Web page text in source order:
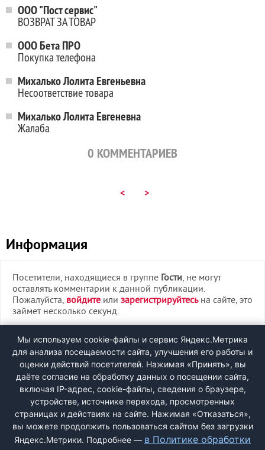
ООО "Пост сервис"
ВОЗВРАТ ЗА ТОВАР
ООО Бета ПРО
Покупка телефона
Михалько Лолита Евгеньевна
Несоответствие товара
Михалько Лолита Евгеневна
Жалаба
0 КОММЕНТАРИЕВ
< >
Информация
Посетители, находящиеся в группе Гости, не могут
оставлять комментарии к данной публикации.
Пожалуйста, войдите или зарегистрируйтесьна сайте, это
займет несколько секунд.
ВХОД
РЕГИСТРАЦИЯ
Быстрая регистрациячерез соцсети:
Мы используем cookie-файлы и сервис Яндекс.Метрика
для анализа посещаемости сайта, улучшения его работы и
оценки действий посетителей. Нажимая «Принять», вы
даёте согласие на обработку данных о посещении сайта,
включая IP-адрес, cookie-файлы, сведения о браузере,
устройстве, источнике перехода, просмотренных
страницах и действиях на сайте. Нажимая «Отказаться»,
вы можете продолжить пользоваться сайтом без загрузки
Яндекс.Метрики. Подробнее — в Политике обработки